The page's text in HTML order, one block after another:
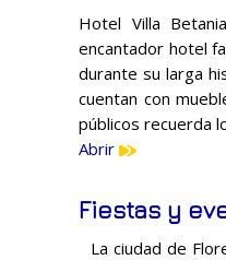
Hotel Villa
encantador hotel
durante su larga
cuentan con
públicos recuerda
Abrir
Fiestas y
La ciudad de